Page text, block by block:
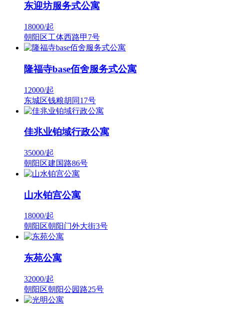
东迎坊服务式公寓
18000/起
朝阳区工体西路甲7号
隆福寺base佰舍服务式公寓
12000/起
东城区钱粮胡同17号
佳兆业铂域行政公寓
35000/起
朝阳区建国路86号
山水铂宫公寓
18000/起
朝阳区朝阳门外大街3号
东苑公寓
32000/起
朝阳区朝阳公园路25号